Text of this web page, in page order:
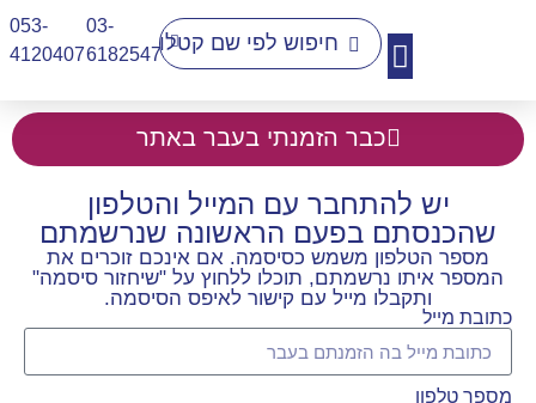
03-
6182547
053-
4120407​
כבר הזמנתי בעבר באתר
יש להתחבר עם המייל והטלפון
שהכנסתם בפעם הראשונה שנרשמתם
מספר הטלפון משמש כסיסמה. אם אינכם זוכרים את
המספר איתו נרשמתם, תוכלו ללחוץ על "שיחזור סיסמה"
ותקבלו מייל עם קישור לאיפס הסיסמה.
כתובת מייל
מספר טלפון